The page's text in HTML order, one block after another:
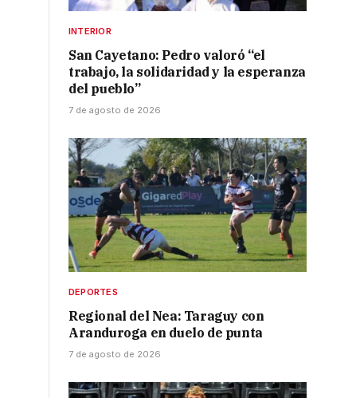
INTERIOR
San Cayetano: Pedro valoró “el
trabajo, la solidaridad y la esperanza
del pueblo”
7 de agosto de 2026
DEPORTES
Regional del Nea: Taraguy con
Aranduroga en duelo de punta
7 de agosto de 2026